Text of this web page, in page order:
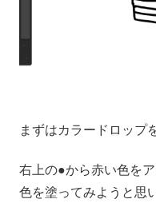
まずはカラードロップ
右上の●から赤い色を
色を塗ってみようと思